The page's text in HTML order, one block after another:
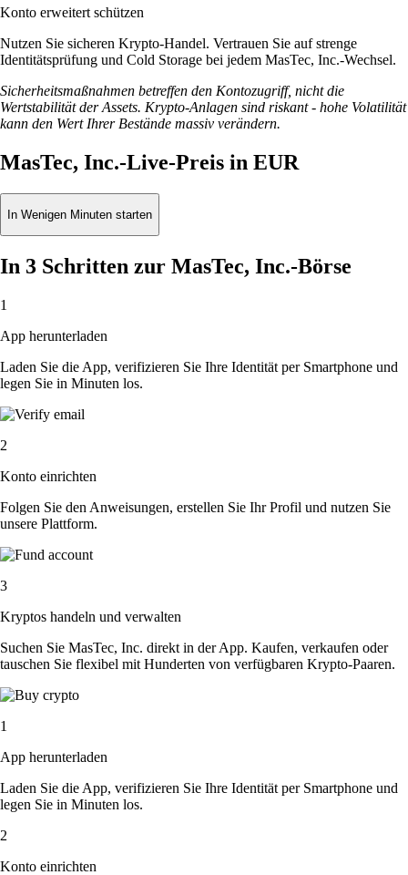
Konto erweitert schützen
Nutzen Sie sicheren Krypto-Handel. Vertrauen Sie auf strenge
Identitätsprüfung und Cold Storage bei jedem MasTec, Inc.-Wechsel.
Sicherheitsmaßnahmen betreffen den Kontozugriff, nicht die
Wertstabilität der Assets. Krypto-Anlagen sind riskant - hohe Volatilität
kann den Wert Ihrer Bestände massiv verändern.
MasTec, Inc.-Live-Preis in EUR
In Wenigen Minuten starten
In 3 Schritten zur MasTec, Inc.-Börse
1
App herunterladen
Laden Sie die App, verifizieren Sie Ihre Identität per Smartphone und
legen Sie in Minuten los.
2
Konto einrichten
Folgen Sie den Anweisungen, erstellen Sie Ihr Profil und nutzen Sie
unsere Plattform.
3
Kryptos handeln und verwalten
Suchen Sie MasTec, Inc. direkt in der App. Kaufen, verkaufen oder
tauschen Sie flexibel mit Hunderten von verfügbaren Krypto-Paaren.
1
App herunterladen
Laden Sie die App, verifizieren Sie Ihre Identität per Smartphone und
legen Sie in Minuten los.
2
Konto einrichten